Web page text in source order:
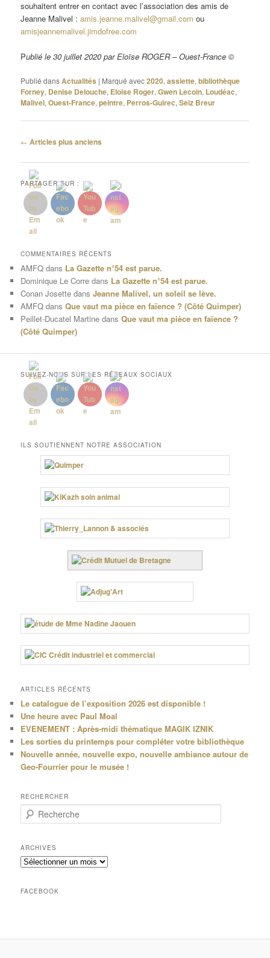
souhaitent entrer en contact avec l’association des amis de
Jeanne Malivel :amis.jeanne.malivel@gmail.com ou
amisjeannemalivel.jimdofree.com
Publié le 30 juillet 2020 par Eloïse ROGER – Ouest-France ©
Publié dansActualités | Marqué avec2020,assiette,bibliothèque
Forney, Denise Delouche, Eloise Roger,Gwen Lecoin, Loudéac,
Malivel,Ouest-France,peintre, Perros-Guirec,Seiz Breur
Navigation
articles
← Articles plus anciens
PARTAGER SUR :
COMMENTAIRES RÉCENTS
AMFQ dans La Gazette n°54 est parue.
Dominique Le Corre dans La Gazette n°54 est parue.
Conan Josette dansJeanne Malivel, un soleil se lève.
AMFQ dansQue vaut ma pièce en faïence ? (Côté Quimper)
Peillet-Ducatel Martine dansQue vaut ma pièce en faïence ?
(Côté Quimper)
SUIVEZ-NOUS SUR LES RÉSEAUX SOCIAUX
ILS SOUTIENNENT NOTRE ASSOCIATION
ARTICLES RÉCENTS
Le catalogue de l’exposition 2026 est disponible !
Une heure avec Paul Moal
EVENEMENT : Après-midi thématique MAGIK IZNIK
Les sorties du printemps pour compléter votre bibliothèque
Nouvelle année, nouvelle expo, nouvelle ambiance autour de
Geo-Fourrier pour le musée !
RECHERCHER
e
h
e
r
h
ARCHIVES
Archives
FACEBOOK